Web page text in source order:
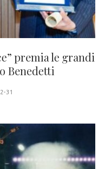
premia le grandi
Benedetti
31